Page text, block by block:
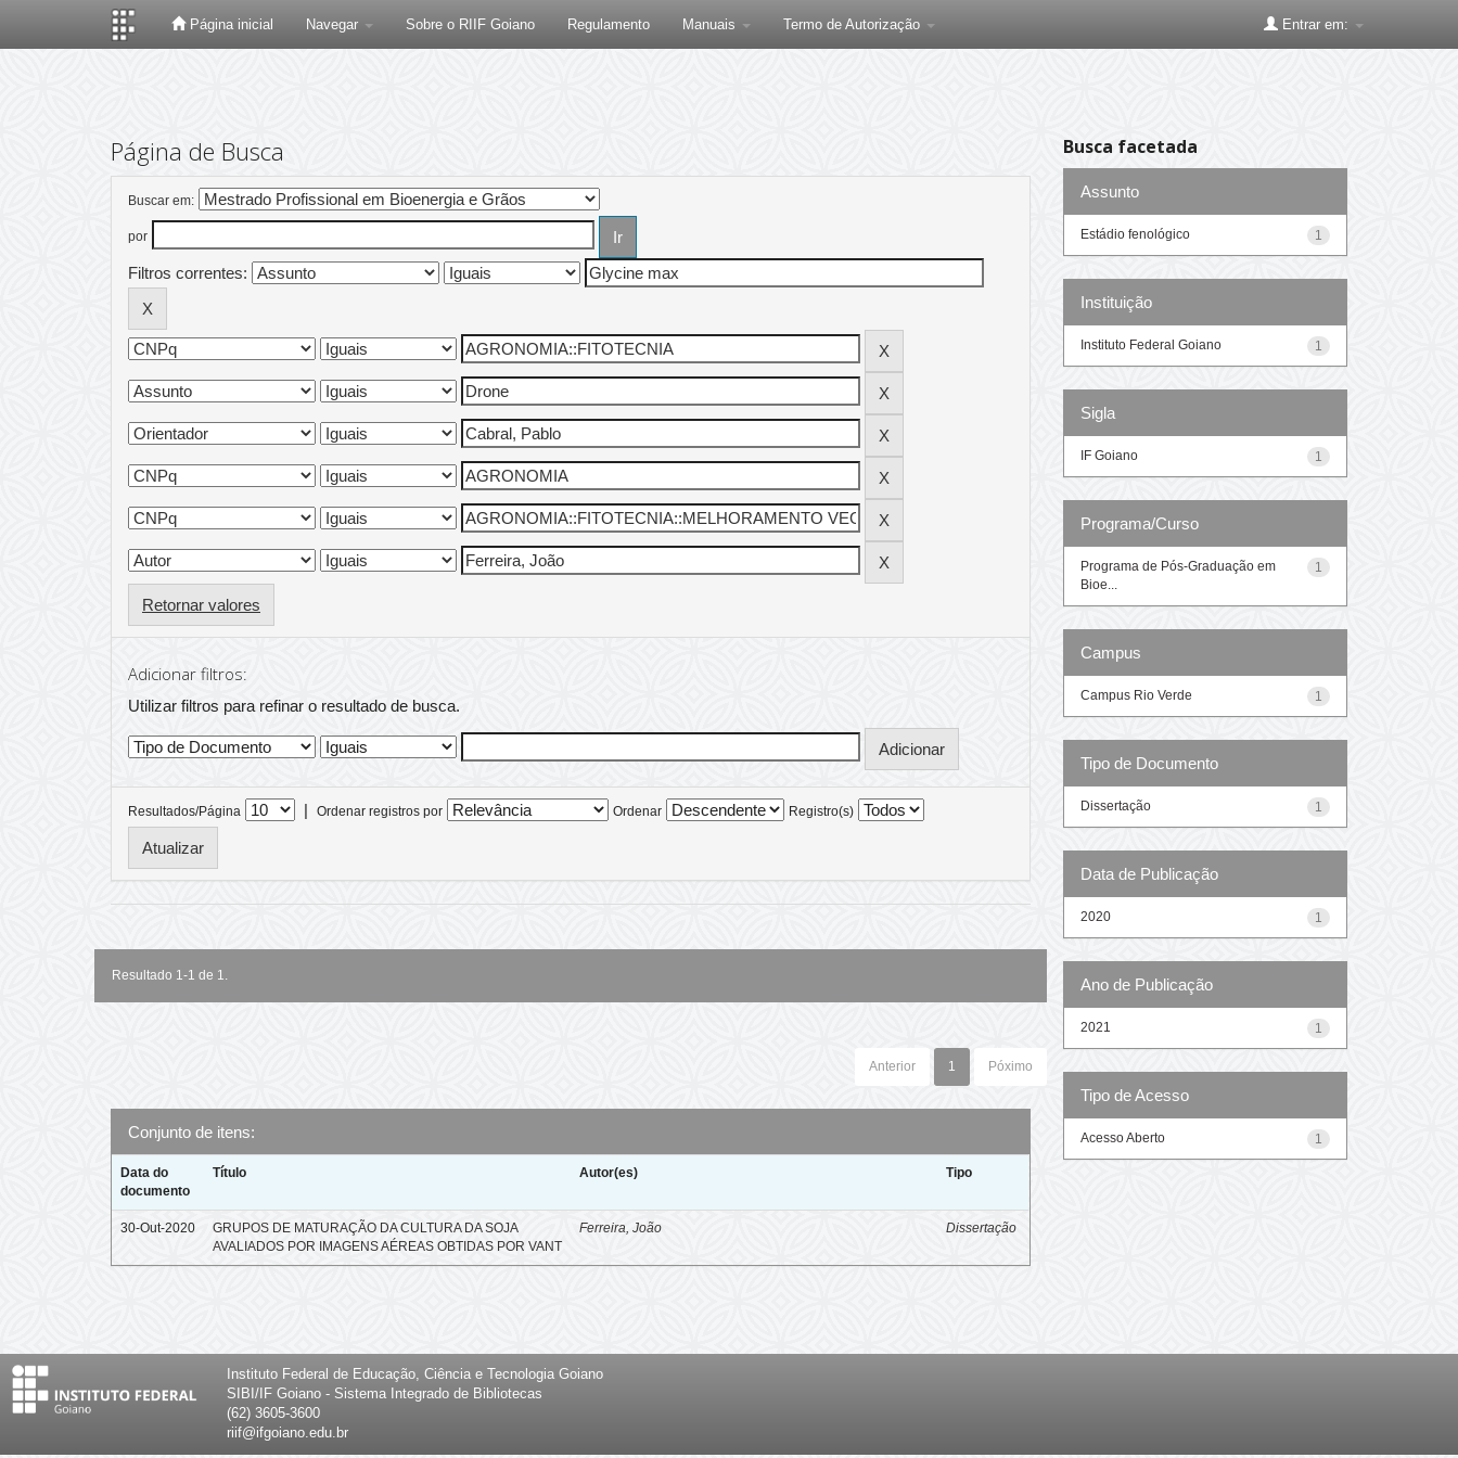
Página inicial Navegar Sobre o RIIF Goiano Regulamento Manuais Termo de Autorização Entrar em:
Página de Busca
Buscar em:
por
Filtros correntes:
Retornar valores
Adicionar filtros:
Utilizar filtros para refinar o resultado de busca.
Resultados/Página | Ordenar registros por Ordenar Registro(s)
Resultado 1-1 de 1.
Anterior 1 Póximo
Conjunto de itens:
Data do
documento
Título Autor(es) Tipo
30-Out-2020
GRUPOS DE MATURAÇÃO DA CULTURA DA SOJA
AVALIADOS POR IMAGENS AÉREAS OBTIDAS POR VANT
Ferreira, João Dissertação
Busca facetada
Assunto
1
Estádio fenológico
Instituição
1
Instituto Federal Goiano
Sigla
1
IF Goiano
Programa/Curso
1
Programa de Pós-Graduação em
Bioe...
Campus
1
Campus Rio Verde
Tipo de Documento
1
Dissertação
Data de Publicação
1
2020
Ano de Publicação
1
2021
Tipo de Acesso
1
Acesso Aberto
Instituto Federal de Educação, Ciência e Tecnologia Goiano
SIBI/IF Goiano - Sistema Integrado de Bibliotecas
(62) 3605-3600
riif@ifgoiano.edu.br